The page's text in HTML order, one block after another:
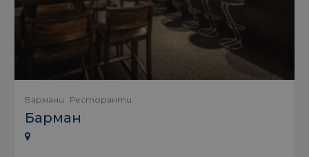
Бармани Ресторанти
Барман